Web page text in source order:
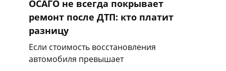
ОСАГО не всегда покрывает
ремонт после ДТП: кто платит
разницу
Если стоимость восстановления
автомобиля превышает